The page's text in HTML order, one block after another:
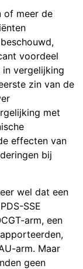
of meer de
voordeel
vergelijking
zin van de
met
effecten van
bij
wel dat een
SSE
arm, een
arm. Maar
geen